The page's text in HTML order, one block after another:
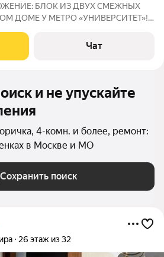
БЛОК ИЗ ДВУХ СМЕЖНЫХ
ДОМЕ У МЕТРО «УНИВЕРСИТЕТ»!
не просто квартиры, а целый
3-м этаже легендарного
Чат
и не упускайте
4-комн. и более, ремонт:
в Москве и МО
Сохранить поиск
26 этаж из 32